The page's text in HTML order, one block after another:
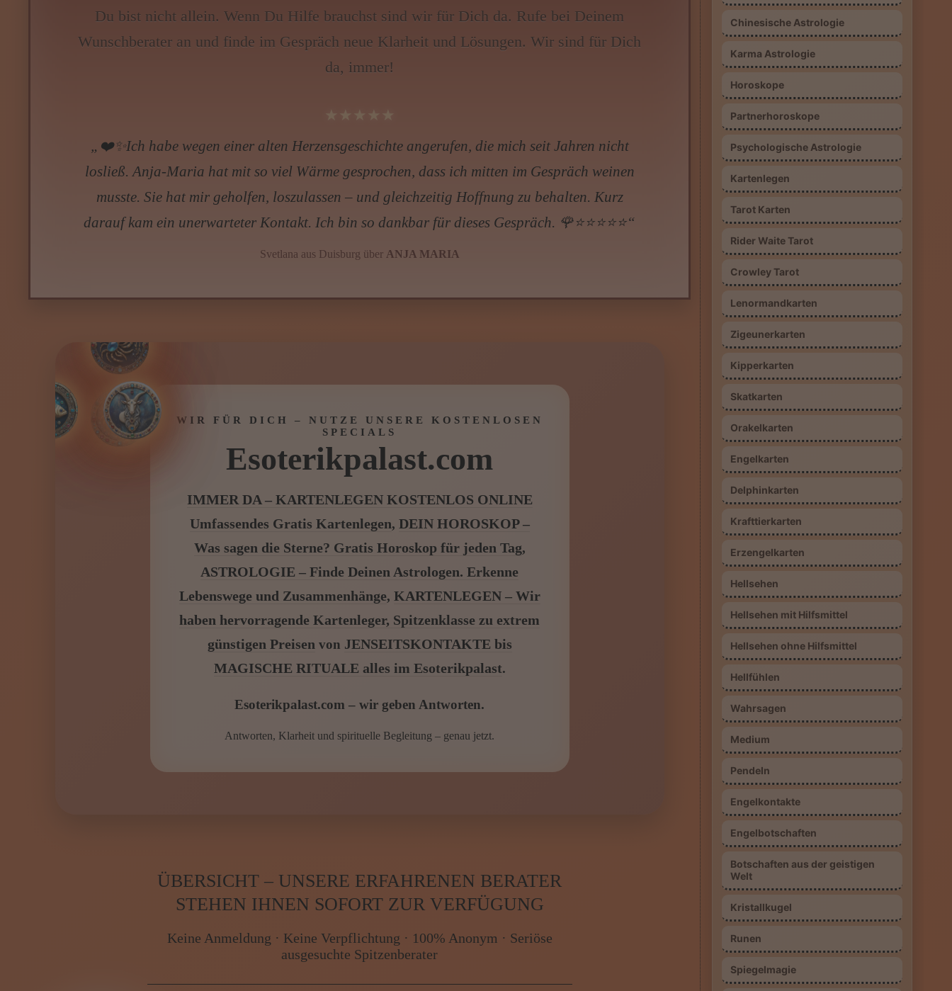
Menü: Beraterübersicht von A bis Z
Du bist nicht allein. Wenn Du Hilfe brauchst sind wir für Dich da. Rufe bei Deinem
Wunschberater an und finde im Gespräch neue Klarheit und Lösungen. Wir sind für Dich
da, immer!
★★★★★
„Man merkt sofort, dass Thomas viel Erfahrung hat. Keine leeren Worte, sondern echte
Orientierung. Ich war danach deutlich entspannter.“
Petra, 48 überTHOMAS
Esoterikpalast.com
IMMER DA – KARTENLEGEN KOSTENLOS ONLINE
Umfassendes Gratis Kartenlegen,DEIN HOROSKOP –
Was sagen die Sterne? Gratis Horoskop für jeden Tag,
ASTROLOGIE – Finde Deinen Astrologen. Erkenne
Lebenswege und Zusammenhänge,KARTENLEGEN – Wir
haben hervorragende Kartenleger, Spitzenklasse zu extrem
günstigen PreisenvonJENSEITSKONTAKTE bis
MAGISCHE RITUALE alles im Esoterikpalast.
Esoterikpalast.com – wir geben Antworten.
Keine Anmeldung · Keine Verpflichtung · 100% Anonym · Seriöse
ausgesuchte Spitzenberater
ELANA MILOWITZSCHA
Nur 0,99 €/Min. (Mobil und Festnetz gleicher
Chinesische Astrologie
Karma Astrologie
Horoskope
Partnerhoroskope
Psychologische Astrologie
Kartenlegen
Tarot Karten
Rider Waite Tarot
Crowley Tarot
Lenormandkarten
Zigeunerkarten
Kipperkarten
Skatkarten
Orakelkarten
Engelkarten
Delphinkarten
Krafttierkarten
Erzengelkarten
Hellsehen
Hellsehen mit Hilfsmittel
Hellsehen ohne Hilfsmittel
Hellfühlen
Wahrsagen
Medium
Pendeln
Engelkontakte
Engelbotschaften
Botschaften aus der geistigen
Welt
Kristallkugel
Runen
Spiegelmagie